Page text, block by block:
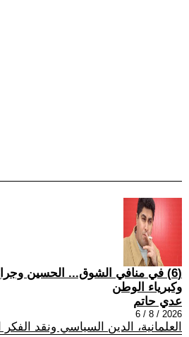
(6) في منافي الشوق... الحسين
وكبرياء الوطن
عدي حاتم
2026 / 8 / 6
العلمانية، الدين السياسي ونقد الفكر